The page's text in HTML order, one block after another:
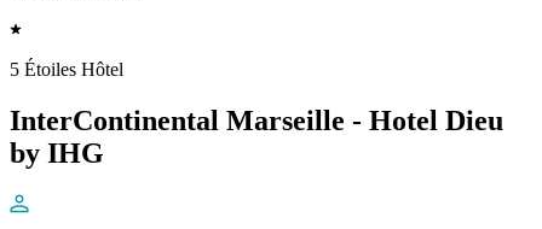
5 Étoiles Hôtel
InterContinental Marseille - Hotel Dieu
by IHG